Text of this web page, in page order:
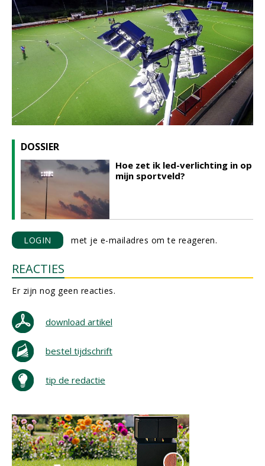
DOSSIER
Hoe zet ik led-verlichting in op
mijn sportveld?
LOGIN met je e-mailadres om te reageren.
REACTIES
Er zijn nog geen reacties.
download artikel
bestel tijdschrift
tip de redactie